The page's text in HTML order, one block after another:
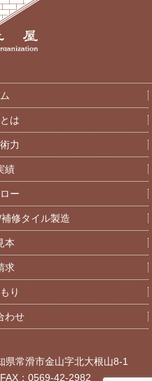
は
力
績
ー
修タイル製造
本
求
り
わせ
常滑市金山字北大根山8-1
：0569-42-2982